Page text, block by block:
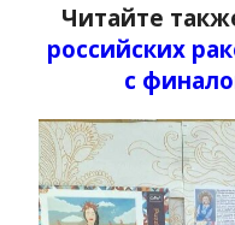
Читайте
российских
с